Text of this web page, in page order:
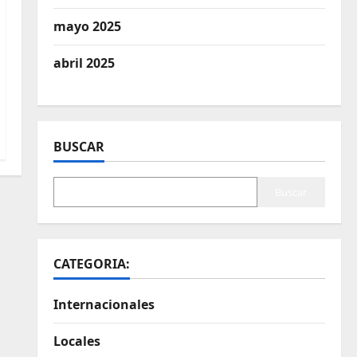
mayo 2025
abril 2025
BUSCAR
CATEGORIA:
Internacionales
Locales